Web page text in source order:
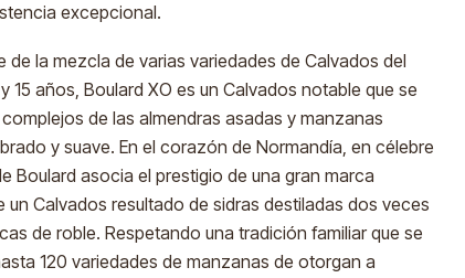
excepcional.
de la mezcla de varias variedades de Calvados del
15 años, Boulard XO es un Calvados notable que se
de las almendras asadas y manzanas
y suave. En el corazón de Normandía, en célebre
Boulard asocia el prestigio de una gran marca
Calvados resultado de sidras destiladas dos veces
de roble. Respetando una tradición familiar que se
120 variedades de manzanas de otorgan a